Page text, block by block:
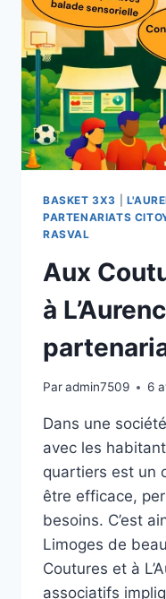
DE
BASKET 3X3
PARTENARIATS
RASVAL
Aux
à
Paradmin7509 6
Dans une
avec les
quartiers est un
être efficace,
besoins. C’est
Limoges de
Coutures et à
associatifs